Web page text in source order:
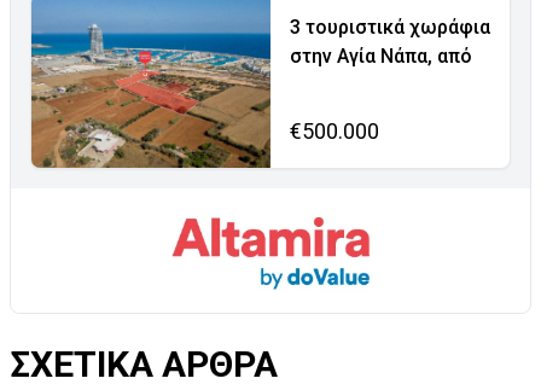
3 τουριστικά χωράφια
στην Αγία Νάπα, από
€500.000
ΣΧΕΤΙΚΑ ΑΡΘΡΑ